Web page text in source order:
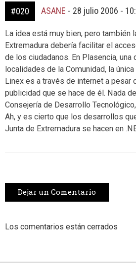
#020 ASANE - 28 julio 2006 -
La idea está muy bien, pero también
Extremadura debería facilitar el
de los ciudadanos. En Plasencia, una
localidades de la Comunidad, la
Linex es a través de internet a pesar
publicidad que se hace de él. Nada
Consejería de Desarrollo
Ah, y es cierto que los desarrollos
Junta de Extremadura se hacen en
Dejar un Comentario
Los comentarios están cerrados